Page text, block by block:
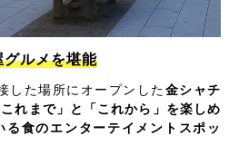
グルメを堪能
した場所にオープンした金シャチ
れまで」と「これから」を楽しめ
る食のエンターテイメントスポッ